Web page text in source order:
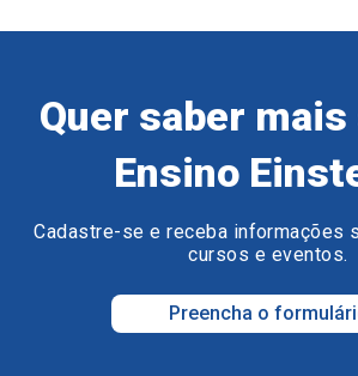
Quer saber
Ensino
Cadastre-se e receba informações
cursos e eventos.
Preencha o